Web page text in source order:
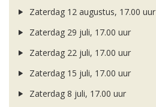
Zaterdag 12 augustus, 17.00 uur
Zaterdag 29 juli, 17.00 uur
Zaterdag 22 juli, 17.00 uur
Zaterdag 15 juli, 17.00 uur
Zaterdag 8 juli, 17.00 uur